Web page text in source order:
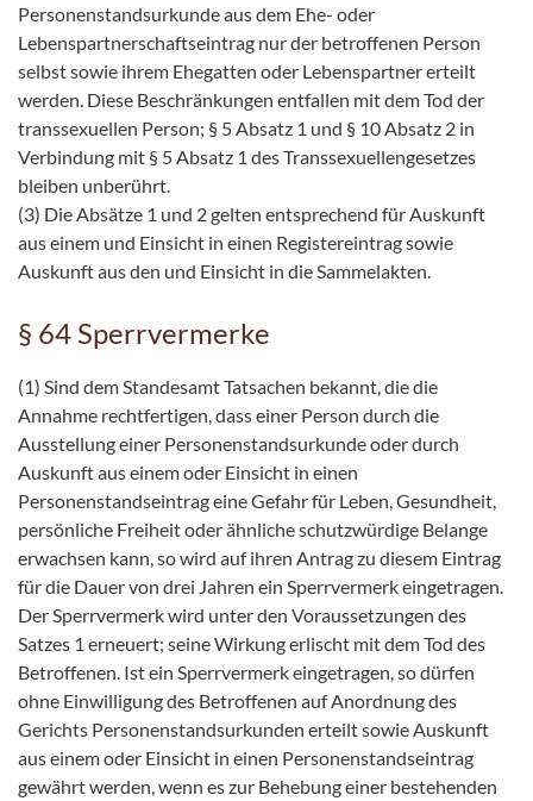
Personenstandsurkunde aus dem Ehe- oder
Lebenspartnerschaftseintrag nur der betroffenen Person
selbst sowie ihrem Ehegatten oder Lebenspartner erteilt
werden. Diese Beschränkungen entfallen mit dem Tod der
transsexuellen Person; § 5 Absatz 1 und § 10 Absatz 2 in
Verbindung mit § 5 Absatz 1 des Transsexuellengesetzes
bleiben unberührt.
(3) Die Absätze 1 und 2 gelten entsprechend für Auskunft
aus einem und Einsicht in einen Registereintrag sowie
Auskunft aus den und Einsicht in die Sammelakten.
§ 64 Sperrvermerke
(1) Sind dem Standesamt Tatsachen bekannt, die die
Annahme rechtfertigen, dass einer Person durch die
Ausstellung einer Personenstandsurkunde oder durch
Auskunft aus einem oder Einsicht in einen
Personenstandseintrag eine Gefahr für Leben, Gesundheit,
persönliche Freiheit oder ähnliche schutzwürdige Belange
erwachsen kann, so wird auf ihren Antrag zu diesem Eintrag
für die Dauer von drei Jahren ein Sperrvermerk eingetragen.
Der Sperrvermerk wird unter den Voraussetzungen des
Satzes 1 erneuert; seine Wirkung erlischt mit dem Tod des
Betroffenen. Ist ein Sperrvermerk eingetragen, so dürfen
ohne Einwilligung des Betroffenen auf Anordnung des
Gerichts Personenstandsurkunden erteilt sowie Auskunft
aus einem oder Einsicht in einen Personenstandseintrag
gewährt werden, wenn es zur Behebung einer bestehenden